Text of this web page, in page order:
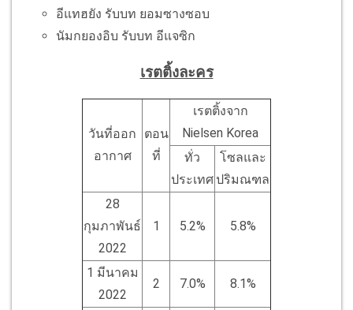
อีแทฮยัง รับบท ยอมซางซอบ
นัมกยองอิบ รับบท อีแจซิก
เรตติ้งละคร
วันที่ออก
อากาศ
ตอน
ที่
เรตติ้งจาก
Nielsen Korea
ทั่ว
ประเทศ
โซลและ
ปริมณฑล
28
กุมภาพันธ์
2022
1 5.2% 5.8%
1 มีนาคม
2022
2 7.0% 8.1%